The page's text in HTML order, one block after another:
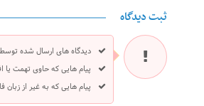
ثبت دیدگاه
دیدگاه های ارسال شده
پیام هایی که حاوی تهمت یا
پیام هایی که به غیر از